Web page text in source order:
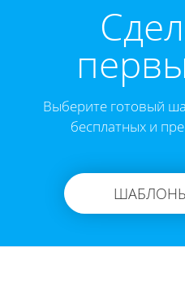
Выберите готовый
бесплатных и